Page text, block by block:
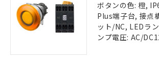
ボタンの色: 橙,
Plus端子台, 接点
ット/NC, LEDラ
ンプ電圧: AC/